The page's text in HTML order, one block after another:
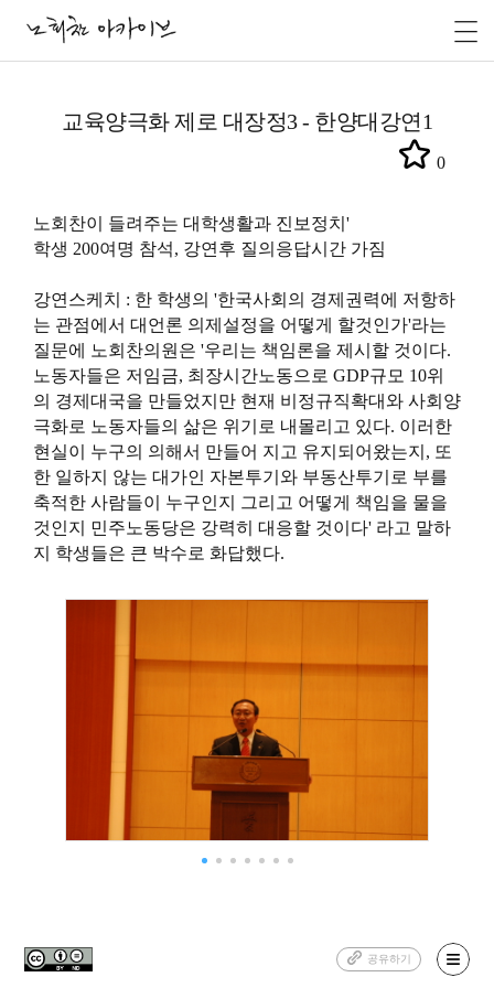
교육양극화 제로 대장정3 - 한양대강연1
0
노회찬이 들려주는 대학생활과 진보정치'
학생 200여명 참석, 강연후 질의응답시간 가짐
강연스케치 : 한 학생의 '한국사회의 경제권력에 저항하
는 관점에서 대언론 의제설정을 어떻게 할것인가'라는
질문에 노회찬의원은 '우리는 책임론을 제시할 것이다.
노동자들은 저임금, 최장시간노동으로 GDP규모 10위
의 경제대국을 만들었지만 현재 비정규직확대와 사회양
극화로 노동자들의 삶은 위기로 내몰리고 있다. 이러한
현실이 누구의 의해서 만들어 지고 유지되어왔는지, 또
한 일하지 않는 대가인 자본투기와 부동산투기로 부를
축적한 사람들이 누구인지 그리고 어떻게 책임을 물을
것인지 민주노동당은 강력히 대응할 것이다' 라고 말하
지 학생들은 큰 박수로 화답했다.
공유하기